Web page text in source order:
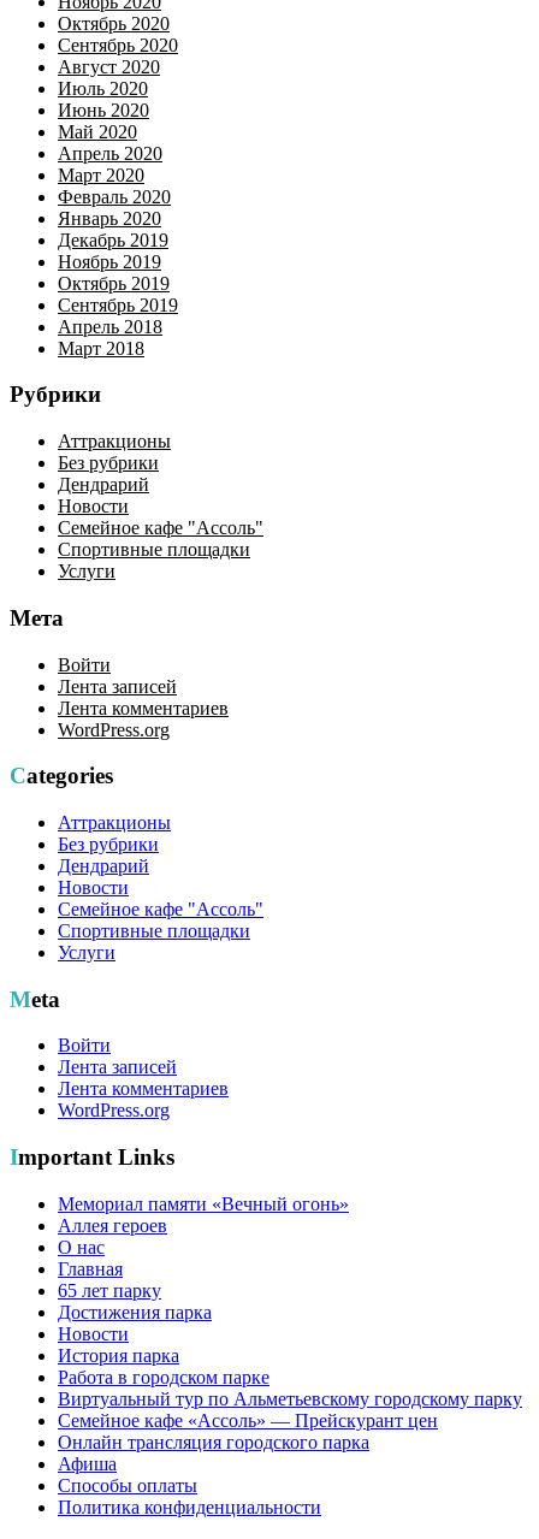
Октябрь 2020
Сентябрь 2020
Август 2020
Июль 2020
Июнь 2020
Май 2020
Апрель 2020
Март 2020
Февраль 2020
Январь 2020
Декабрь 2019
Ноябрь 2019
Октябрь 2019
Сентябрь 2019
Апрель 2018
Март 2018
Рубрики
Аттракционы
Без рубрики
Дендрарий
Новости
Семейное кафе "Ассоль"
Спортивные площадки
Услуги
Мета
Войти
Лента записей
Лента комментариев
WordPress.org
Categories
Аттракционы
Без рубрики
Дендрарий
Новости
Семейное кафе "Ассоль"
Спортивные площадки
Услуги
Meta
Войти
Лента записей
Лента комментариев
WordPress.org
Important Links
Мемориал памяти «Вечный огонь»
Аллея героев
О нас
Главная
65 лет парку
Достижения парка
Новости
История парка
Работа в городском парке
Виртуальный тур по Альметьевскому городскому парку
Семейное кафе «Ассоль» — Прейскурант цен
Онлайн трансляция городского парка
Афиша
Способы оплаты
Политика конфиденциальности